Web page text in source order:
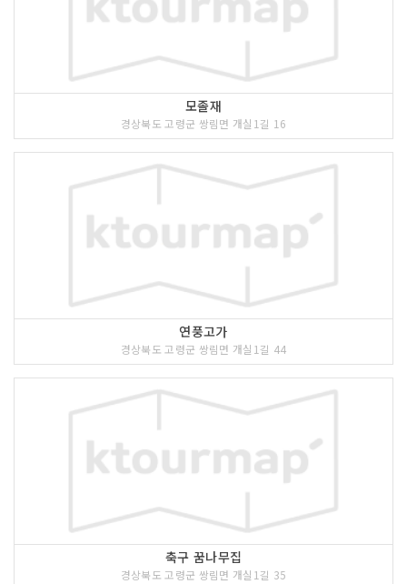
모졸재
경상북도 고령군 쌍림면 개실1길 16
연풍고가
경상북도 고령군 쌍림면 개실1길 44
축구 꿈나무집
경상북도 고령군 쌍림면 개실1길 35